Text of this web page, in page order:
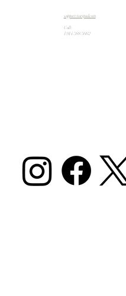
support@artpad.com
Call:
1 914 588 5662